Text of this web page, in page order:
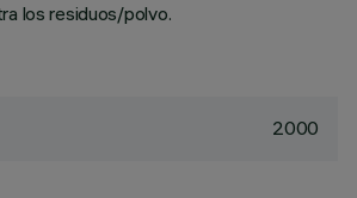
los residuos/polvo.
2000